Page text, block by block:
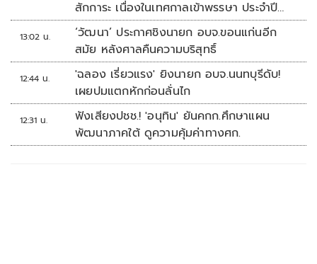
สักการะ เนื่องในเทศกาลเข้าพรรษา ประจำปี
2569
13:02 น.
‘วัฒนา’ ประกาศชิงนายก อบจ.ขอนแก่นอีก
สมัย หลังศาลคืนความบริสุทธิ์
12:44 น.
'ฉลอง เรี่ยวแรง' ยิงนายก อบจ.นนทบุรีดับ!
เผยปมแตกหักก่อนลั่นไก
12:31 น.
ฟังเสียงปชช.! 'อนุทิน' ยันคกก.ศึกษาแผน
พัฒนาภาคใต้ ดูความคุ้มค่าทางศก.